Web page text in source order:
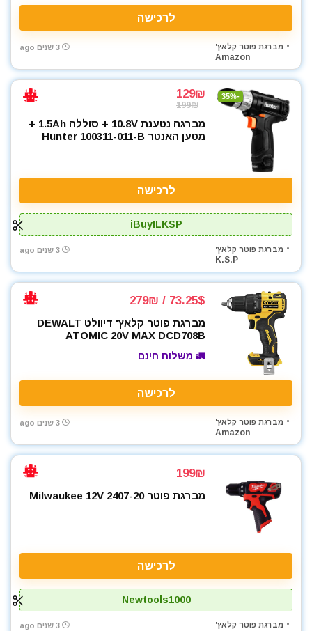
לרכישה
מברגת פוטר קלאץ'
Amazon
3 שנים ago
-35%
129₪
199₪
מברגה נטענת 10.8V + סוללה 1.5Ah +
מטען האנטר Hunter 100311-011-B
לרכישה
iBuyILKSP
מברגת פוטר קלאץ'
K.S.P
3 שנים ago
73.25$ / 279₪
מברגת פוטר קלאץ' דיוולט DEWALT
ATOMIC 20V MAX DCD708B
🚛 משלוח חינם
לרכישה
מברגת פוטר קלאץ'
Amazon
3 שנים ago
199₪
מברגת פוטר Milwaukee 12V 2407-20
לרכישה
Newtools1000
מברגת פוטר קלאץ' 3 שנים ago